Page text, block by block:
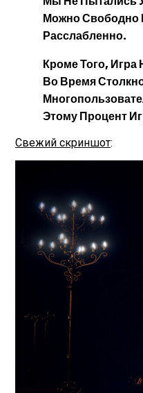
Можно Свободно
Расслабленно.
Кроме Того,
Во Время
Этому Процент
Свежий скриншот: